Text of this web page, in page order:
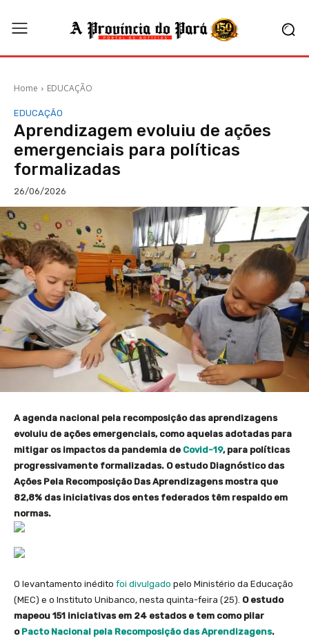
Home EDUCAÇÃO
EDUCAÇÃO
Aprendizagem evoluiu de ações
emergenciais para políticas
formalizadas
26/06/2026
A agenda nacional pela recomposição das aprendizagens
evoluiu de ações emergenciais, como aquelas adotadas para
mitigar os impactos da pandemia de Covid-19, para políticas
progressivamente formalizadas. O estudo Diagnóstico das
Ações Pela Recomposição Das Aprendizagens mostra que
82,8% das iniciativas dos entes federados têm respaldo em
normas.
O levantamento inédito foi divulgado pelo Ministério da Educação
(MEC) e o Instituto Unibanco, nesta quinta-feira (25). O estudo
mapeou 151 iniciativas em 24 estados e tem como pilar
o Pacto Nacional pela Recomposição das Aprendizagens.